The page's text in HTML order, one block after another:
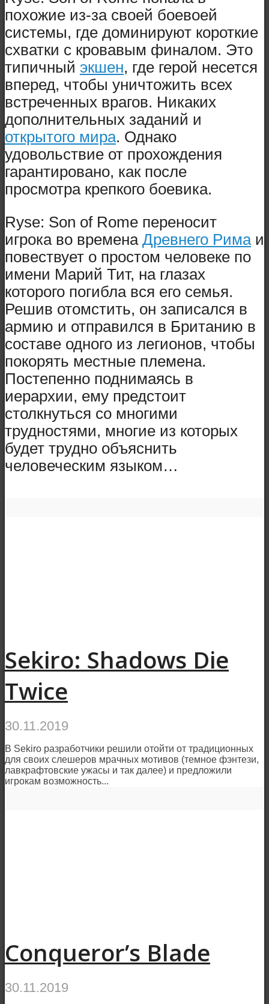
похожие из-за своей боевоей
системы, где доминируют короткие
схватки с кровавым финалом. Это
типичный экшен, где герой несется
вперед, чтобы уничтожить всех
встреченных врагов. Никаких
дополнительных заданий и
открытого мира. Однако
удовольствие от прохождения
гарантировано, как после
просмотра крепкого боевика.
Ryse: Son of Rome переносит
игрока во времена Древнего Римаи
повествует о простом человеке по
имени Марий Тит, на глазах
которого погибла вся его семья.
Решив отомстить, он записался в
армию и отправился в Британию в
составе одного из легионов, чтобы
покорять местные племена.
Постепенно поднимаясь в
иерархии, ему предстоит
столкнуться со многими
трудностями, многие из которых
будет трудно объяснить
человеческим языком…
Sekiro: Shadows Die
Twice
30.11.2019
В Sekiro разработчики решили отойти от традиционных
для своих слешеров мрачных мотивов (темное фэнтези,
лавкрафтовские ужасы и так далее) и предложили
игрокам возможность...
Conqueror’s Blade
30.11.2019